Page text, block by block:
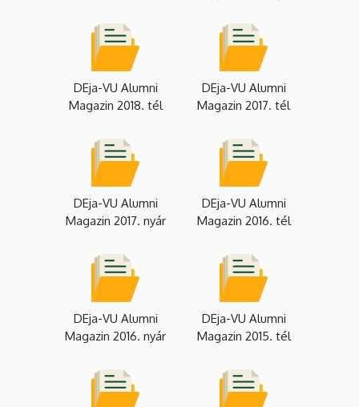
DEja-VU Alumni
Magazin 2018. tél
DEja-VU Alumni
Magazin 2017. tél
DEja-VU Alumni
Magazin 2017. nyár
DEja-VU Alumni
Magazin 2016. tél
DEja-VU Alumni
Magazin 2016. nyár
DEja-VU Alumni
Magazin 2015. tél